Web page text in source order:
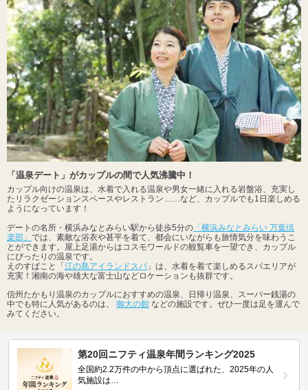
「温泉デート」がカップルの間で人気沸騰中！
カップル向けの温泉は、水着で入れる温泉や男女一緒に入れる岩盤浴、充実し
たリラクゼーションスペースやレストラン……など、カップルでも1日楽しめる
ようになっています！
デートの名所・横浜みなとみらい駅から徒歩5分の 「横浜みなとみらい 万葉倶
楽部」 では、素敵な浴衣や甚平を着て、都会にいながらも旅情気分を味わうこ
とができます。屋上足湯からはコスモワールドの観覧車を一望でき、カップル
にぴったりの温泉です。
えのすぱこと「 江の島アイランドスパ 」は、水着を着て楽しめるスパエリアが
充実！湘南の海や雄大な富士山などロケーションも抜群です。
信州たかもり温泉のカップルにおすすめの温泉、日帰り温泉、スーパー銭湯の
中でも特に人気があるのは、 御大の館 などの施設です。ぜひ一度は足を運んで
みてください。
第20回ニフティ温泉年間ランキング2025
全国約2.2万件の中から頂点に選ばれた、2025年の人
気施設は…